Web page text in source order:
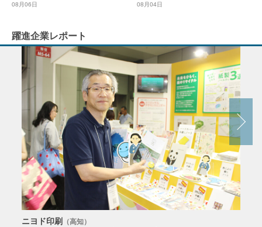
08月06日 08月04日
躍進企業レポート
ニヨド印刷 （高知）